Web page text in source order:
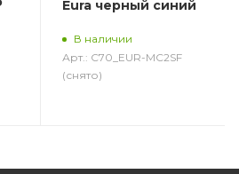
Eura черный синий
В наличии
Арт.: C70_EUR-MC2SF
(снято)